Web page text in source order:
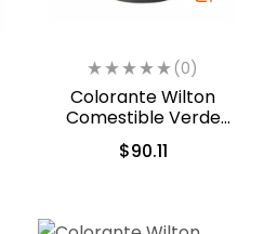
(0)
Colorante Wilton
Comestible Verde
Musgo 28.3gr (04-0-
0049)
$90.11